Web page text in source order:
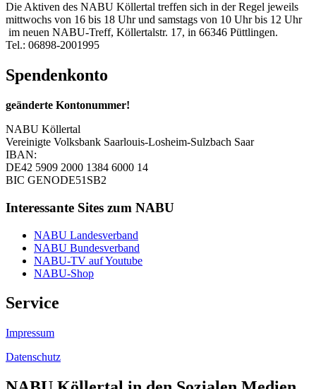
Die Aktiven des NABU Köllertal treffen sich in der Regel jeweils
mittwochs von 16 bis 18 Uhr und samstags von 10 Uhr bis 12 Uhr
im neuen NABU-Treff, Köllertalstr. 17, in 66346 Püttlingen.
Tel.: 06898-2001995
Spendenkonto
geänderte Kontonummer!
NABU Köllertal
Vereinigte Volksbank Saarlouis-Losheim-Sulzbach Saar
IBAN:
DE42 5909 2000 1384 6000 14
BIC GENODE51SB2
Interessante Sites zum NABU
NABU Landesverband
NABU Bundesverband
NABU-TV auf Youtube
NABU-Shop
Service
Impressum
Datenschutz